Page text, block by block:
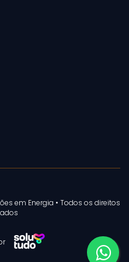
em Energia • Todos os direitos